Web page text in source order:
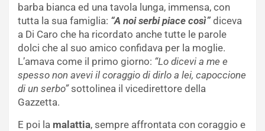
barba bianca ed una tavola lunga, immensa, con
tutta la sua famiglia: “A noi serbi piace così”diceva
a Di Caro che ha ricordato anche tutte le parole
dolci che al suo amico confidava per la moglie.
L’amava come il primo giorno: “Lo dicevi a me e
spesso non avevi il coraggio di dirlo a lei, capoccione
di un serbo”sottolinea il vicedirettore della
Gazzetta.
E poi la malattia, sempre affrontata con coraggio e